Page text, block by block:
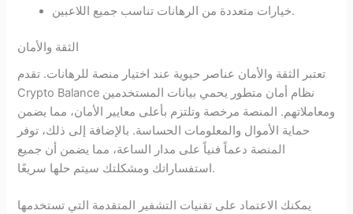
خيارات متعددة من الرهانات تناسب جميع اللاعبين.
الثقة والأمان
تعتبر الثقة والأمان عناصر حيوية عند اختيار منصة للرهانات. تقدم
Crypto Balance نظام أمان متطور يحمي بيانات المستخدمين
ومعاملاتهم. المنصة مرخصة وتلتزم بأعلى معايير الأمان، مما يضمن
حماية الأموال والمعلومات الحساسة. بالإضافة إلى ذلك، توفر
المنصة دعماً فنياً على مدار الساعة، مما يضمن أن جميع
استفساراتك ومشكلتك سيتم حلها سريعًا.
يمكنك الاعتماد على تقنيات التشفير المتقدمة التي تستخدمها